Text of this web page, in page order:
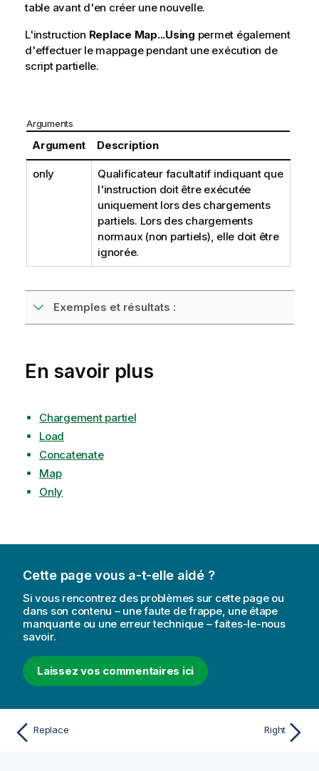
table avant d'en créer une nouvelle.
L'instruction Replace Map...Using permet également
d'effectuer le mappage pendant une exécution de
script partielle.
Arguments
Argument Description
only
Qualificateur facultatif indiquant que
l'instruction doit être exécutée
uniquement lors des chargements
partiels. Lors des chargements
normaux (non partiels), elle doit être
ignorée.
Exemples et résultats :
En savoir plus
Chargement partiel
Load
Concatenate
Map
Only
Cette page vous a-t-elle aidé ?
Si vous rencontrez des problèmes sur cette page ou
dans son contenu – une faute de frappe, une étape
manquante ou une erreur technique – faites-le-nous
savoir.
Laissez vos commentaires ici
Replace Right